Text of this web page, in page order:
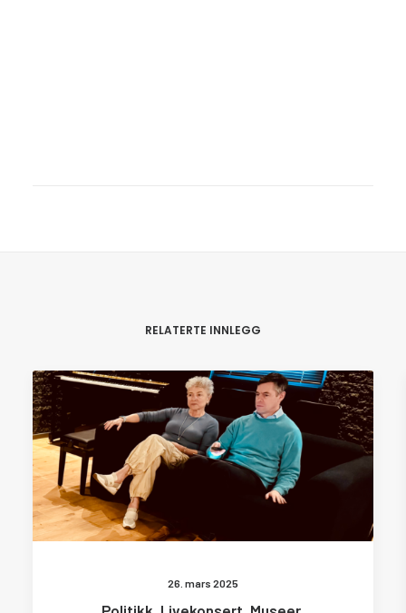
RELATERTE INNLEGG
26. mars 2025